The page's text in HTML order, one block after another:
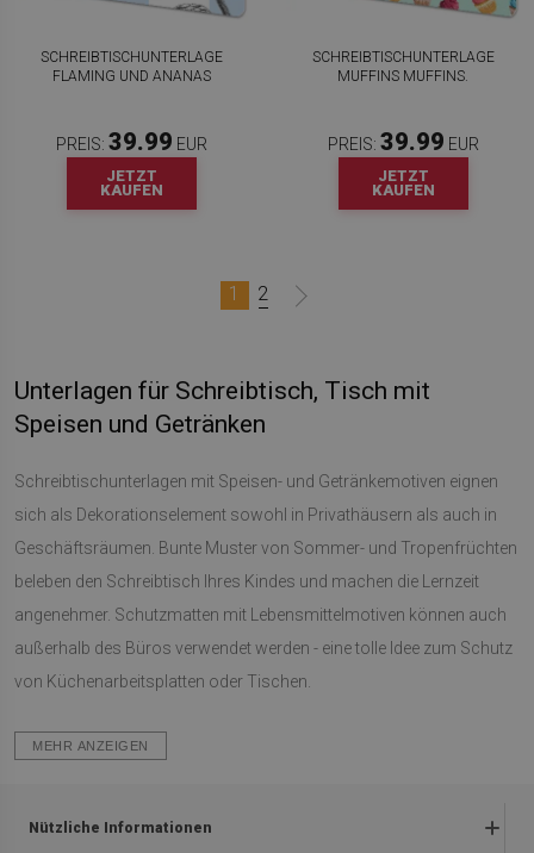
SCHREIBTISCHUNTERLAGE
FLAMING UND ANANAS
PREIS: 39.99 EUR
JETZT
KAUFEN
SCHREIBTISCHUNTERLAGE
MUFFINS MUFFINS.
PREIS: 39.99 EUR
JETZT
KAUFEN
1 2
Unterlagen für Schreibtisch, Tisch mit
Speisen und Getränken
Schreibtischunterlagen mit Speisen- und Getränkemotiven eignen
sich als Dekorationselement sowohl in Privathäusern als auch in
Geschäftsräumen. Bunte Muster von Sommer- und Tropenfrüchten
beleben den Schreibtisch Ihres Kindes und machen die Lernzeit
angenehmer. Schutzmatten mit Lebensmittelmotiven können auch
außerhalb des Büros verwendet werden - eine tolle Idee zum Schutz
von Küchenarbeitsplatten oder Tischen.
MEHR ANZEIGEN
Nützliche Informationen